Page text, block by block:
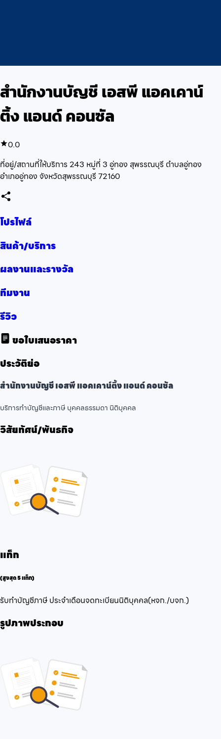
สำนักงานบัญชี เอสพี แอคเคาน์
ติ้ง แอนด์ คอนซัล
0.0
ที่อยู่/สถานที่ให้บริการ 243 หมู่ที่ 3 อู่ทอง สุพรรณบุรี ตำบลอู่ทอง
อำเภออู่ทอง จังหวัดสุพรรณบุรี 72160
โปรไฟล์
สินค้า/บริการ
ผลงานและรางวัล
ทีมงาน
รีวิว
ขอใบเสนอราคา
ประวัติย่อ
สำนักงานบัญชี เอสพี แอคเคาน์ติ้ง แอนด์ คอนซัล
บริการทำบัญชีและภาษี บุคคลธรรมดา นิติบุคคล
วิสัยทัศน์/พันธกิจ
แท็ก
(สูงสุด 5 แท็ก)
รับทำบัญชีภาษี ประจำเดือนจดทะเบียนนิติบุคคล(หจก./บจก.)
รูปภาพประกอบ